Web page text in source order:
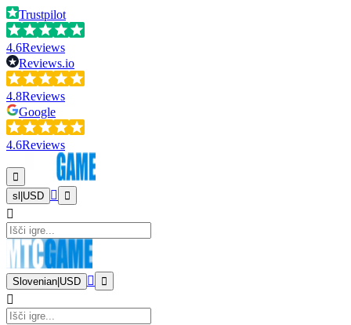
Trustpilot
4.6Reviews
Reviews.io
4.8Reviews
Google
4.6Reviews
sl USD
Slovenian USD